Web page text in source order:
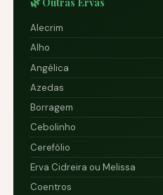
Alecrim
Alho
Angélica
Azedas
Borragem
Cebolinho
Cerefólio
Erva Cidreira ou Melissa
Coentros